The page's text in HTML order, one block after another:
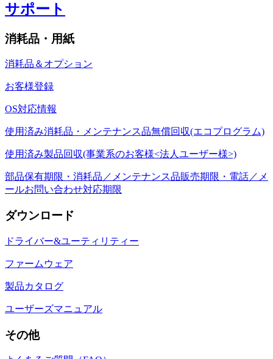
サポート
消耗品・用紙
消耗品＆オプション
お客様登録
OS対応情報
使用済み消耗品・メンテナンス品無償回収(エコプログラム)
使用済み製品回収(事業系のお客様<法人ユーザー様>)
部品保有期限・消耗品／メンテナンス品販売期限・電話／メ
ールお問い合わせ対応期限
ダウンロード
ドライバー&ユーティリティー
ファームウェア
製品カタログ
ユーザーズマニュアル
その他